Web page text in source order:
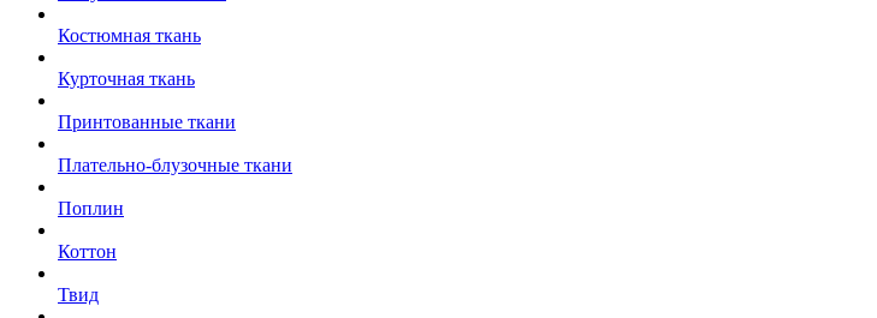
Костюмная ткань
Курточная ткань
Принтованные ткани
Плательно-блузочные ткани
Поплин
Коттон
Твид